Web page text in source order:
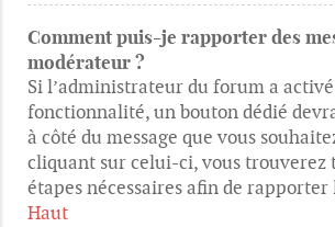
Comment puis-je rapporter des
modérateur ?
Si l’administrateur du forum a
fonctionnalité, un bouton dédié
à côté du message que vous
cliquant sur celui-ci, vous trouverez
étapes nécessaires afin de rapporter
Haut